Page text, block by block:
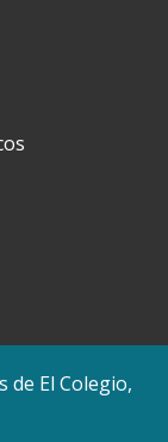
de El Colegio,